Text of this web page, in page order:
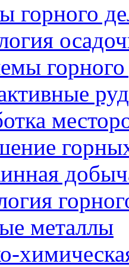
горного
горного
металлы